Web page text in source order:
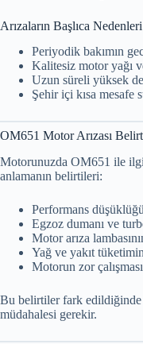
Arızaların Başlıca Nedenleri
Periyodik bakımın
Kalitesiz motor yağı
Uzun süreli yüksek
Şehir içi kısa mesafe
OM651 Motor Arızası
Motorunuzda OM651 ile
anlamanın belirtileri:
Performans düşüklüğü
Egzoz dumanı ve
Motor arıza
Yağ ve yakıt
Motorun zor
Bu belirtiler fark
müdahalesi gerekir.